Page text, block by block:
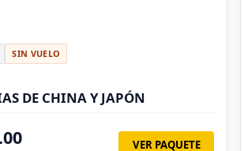
SIN VUELO
DE CHINA Y JAPÓN
VER PAQUETE